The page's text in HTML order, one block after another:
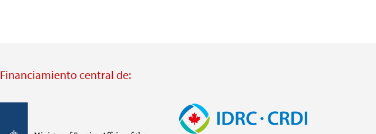
Financiamiento central de:
Imagen